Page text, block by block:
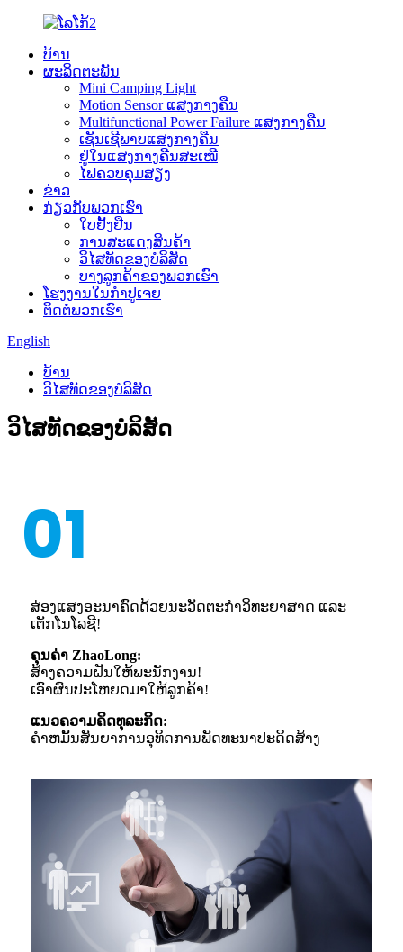
ບ້ານ
ຜະລິດຕະພັນ
Mini Camping Light
Motion Sensor ແສງກາງຄືນ
Multifunctional Power Failure ແສງກາງຄືນ
ເຊັນເຊີພາບແສງກາງຄືນ
ຢູ່ໃນແສງກາງຄືນສະເໝີ
ໄຟຄວບຄຸມສຽງ
ຂ່າວ
ກ່ຽວກັບພວກເຮົາ
ໃບຢັ້ງຢືນ
ການສະແດງສິນຄ້າ
ວິໄສທັດຂອງບໍລິສັດ
ບາງ​ລູກ​ຄ້າ​ຂອງ​ພວກ​ເຮົາ​
ໂຮງງານໃນກຳປູເຈຍ
ຕິດຕໍ່ພວກເຮົາ
English
ບ້ານ
ວິໄສທັດຂອງບໍລິສັດ
ວິໄສທັດຂອງບໍລິສັດ
01
ສ່ອງແສງອະນາຄົດດ້ວຍນະວັດຕະກໍາວິທະຍາສາດ ແລະ
ເຕັກໂນໂລຊີ!
ຄຸນ​ຄ່າ ZhaoLong​:
ສ້າງຄວາມຝັນໃຫ້ພະນັກງານ!
ເອົາຜົນປະໂຫຍດມາໃຫ້ລູກຄ້າ!
ແນວຄວາມຄິດທຸລະກິດ:
ຄໍາຫມັ້ນສັນຍາການອຸທິດການພັດທະນາປະດິດສ້າງ